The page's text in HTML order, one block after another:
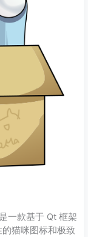
一款基于 Qt 框架
猫咪图标和极致